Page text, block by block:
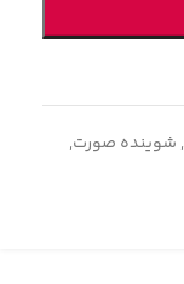
, شوینده صورت,